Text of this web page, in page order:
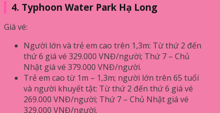
4. Typhoon Water Park Hạ Long
Giá vé:
Người lớn và trẻ em cao trên 1,3m: Từ thứ 2 đến
thứ 6 giá vé 329.000 VNĐ/người; Thứ 7 – Chủ
Nhật giá vé 379.000 VNĐ/người.
Trẻ em cao từ 1m – 1,3m; người lớn trên 65 tuổi
và người khuyết tật: Từ thứ 2 đến thứ 6 giá vé
269.000 VNĐ/người; Thứ 7 – Chủ Nhật giá vé
329.000 VNĐ/người.